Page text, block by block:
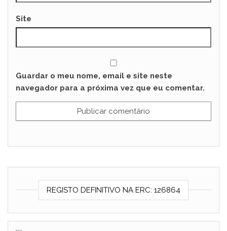
Site
Guardar o meu nome, email e site neste
navegador para a próxima vez que eu comentar.
REGISTO DEFINITIVO NA ERC: 126864